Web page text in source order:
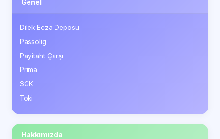
Genel
Dilek Ecza Deposu
Passolig
Payitaht Çarşı
Prima
SGK
Toki
Hakkımızda